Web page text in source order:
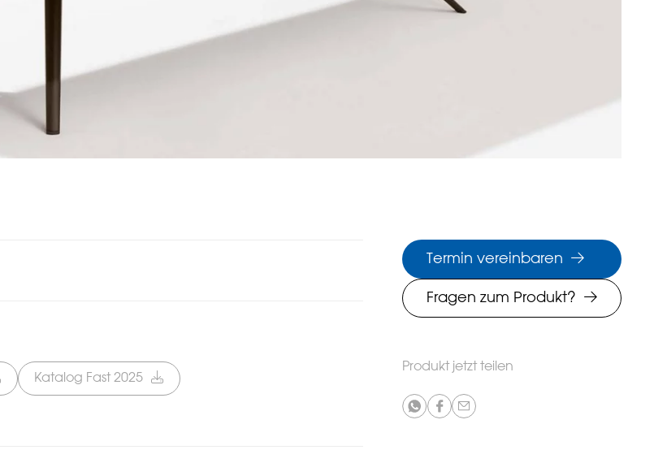
Termin vereinbaren
Fragen zum Produkt?
Katalog Fast 2025
Produkt jetzt teilen